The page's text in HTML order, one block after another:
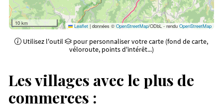
10 km Leaflet | données ©OpenStreetMap/ODbL - renduOpenStreetMap
Utilisez l'outil
pour personnaliser votre carte (fond de carte,
véloroute, points d'intérêt...)
Les villages avec le plus de
commerces :